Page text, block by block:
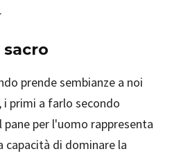
.
prende sembianze a noi
, i primi a farlo secondo
per l'uomo rappresenta
di dominare la